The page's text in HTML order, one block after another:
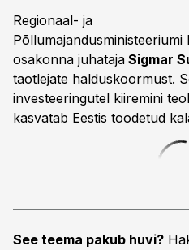
Regionaal- ja
Põllumajandusministeeriumi
osakonna juhataja Sigmar
taotlejate halduskoormust.
investeeringutel kiiremini
kasvatab Eestis toodetud
See teema pakub huvi?